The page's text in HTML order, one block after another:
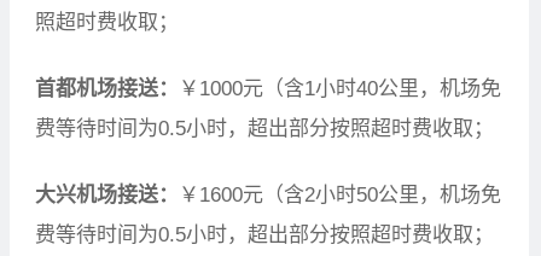
照超时费收取；
首都机场接送：
￥1000元（含1小时40公里，机场免
费等待时间为0.5小时，超出部分按照超时费收取；
大兴机场接送：
￥1600元（含2小时50公里，机场免
费等待时间为0.5小时，超出部分按照超时费收取；